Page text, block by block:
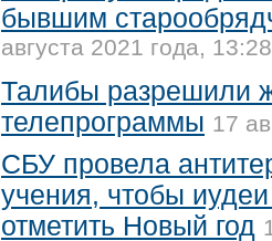
бывшим
августа 2021 года, 13:28
Талибы разрешили
телепрограммы 17
СБУ провела
учения, чтобы
отметить Новый год